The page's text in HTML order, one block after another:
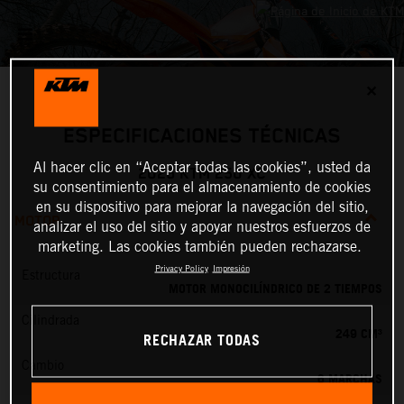
2026 KTM 250 XC
MOTOR
6 MARCHAS
Al hacer clic en “Aceptar todas las cookies”, usted da
su consentimiento para el almacenamiento de cookies
en su dispositivo para mejorar la navegación del sitio,
analizar el uso del sitio y apoyar nuestros esfuerzos de
marketing. Las cookies también pueden rechazarse.
Privacy Policy Impresión
RECHAZAR TODAS